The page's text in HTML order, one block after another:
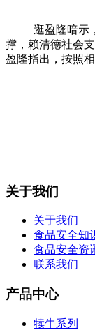
逛盈隆暗示，
撑，赖清德社会
盈隆指出，按照
关于我们
关于我们
食品安全知
食品安全资
联系我们
产品中心
犊牛系列